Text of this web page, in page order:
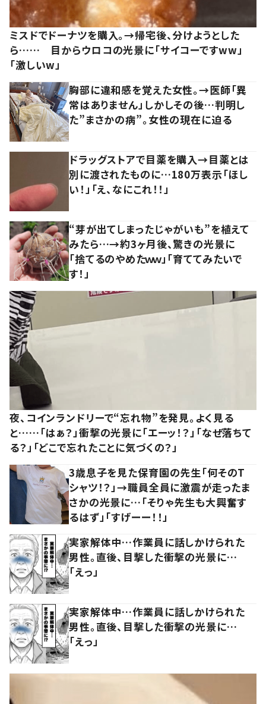
ミスドでドーナツを購入。→帰宅後、分けようとした
ら…… 目からウロコの光景に「サイコーですww」
「激しいw」
胸部に違和感を覚えた女性。→医師「異
常はありません」しかしその後…判明し
た”まさかの病”。女性の現在に迫る
ドラッグストアで目薬を購入→目薬とは
別に渡されたものに…180万表示「ほし
い！」「え、なにこれ！！」
“芽が出てしまったじゃがいも”を植えて
みたら…→約3ヶ月後、驚きの光景に
「捨てるのやめたｗｗ」「育ててみたいで
す！」
夜、コインランドリーで“忘れ物”を発見。よく見る
と……「はぁ？」衝撃の光景に「エーッ！？」「なぜ落ちて
る？」「どこで忘れたことに気づくの？」
3歳息子を見た保育園の先生「何そのT
シャツ！？」→職員全員に激震が走ったま
さかの光景に…「そりゃ先生も大興奮す
るはず」「すげーー！！」
実家解体中…作業員に話しかけられた
男性。直後、目撃した衝撃の光景に…
「えっ」
実家解体中…作業員に話しかけられた
男性。直後、目撃した衝撃の光景に…
「えっ」